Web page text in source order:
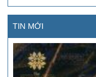
TIN MỚI